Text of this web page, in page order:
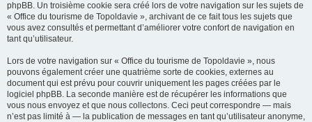
phpBB. Un troisième cookie sera créé lors de votre navigation sur les sujets de
« Office du tourisme de Topoldavie », archivant de ce fait tous les sujets que
vous avez consultés et permettant d’améliorer votre confort de navigation en
tant qu’utilisateur.
Lors de votre navigation sur « Office du tourisme de Topoldavie », nous
pouvons également créer une quatrième sorte de cookies, externes au
document qui est prévu pour couvrir uniquement les pages créées par le
logiciel phpBB. La seconde manière est de récupérer les informations que
vous nous envoyez et que nous collectons. Ceci peut correspondre — mais
n’est pas limité à — la publication de messages en tant qu’utilisateur anonyme,